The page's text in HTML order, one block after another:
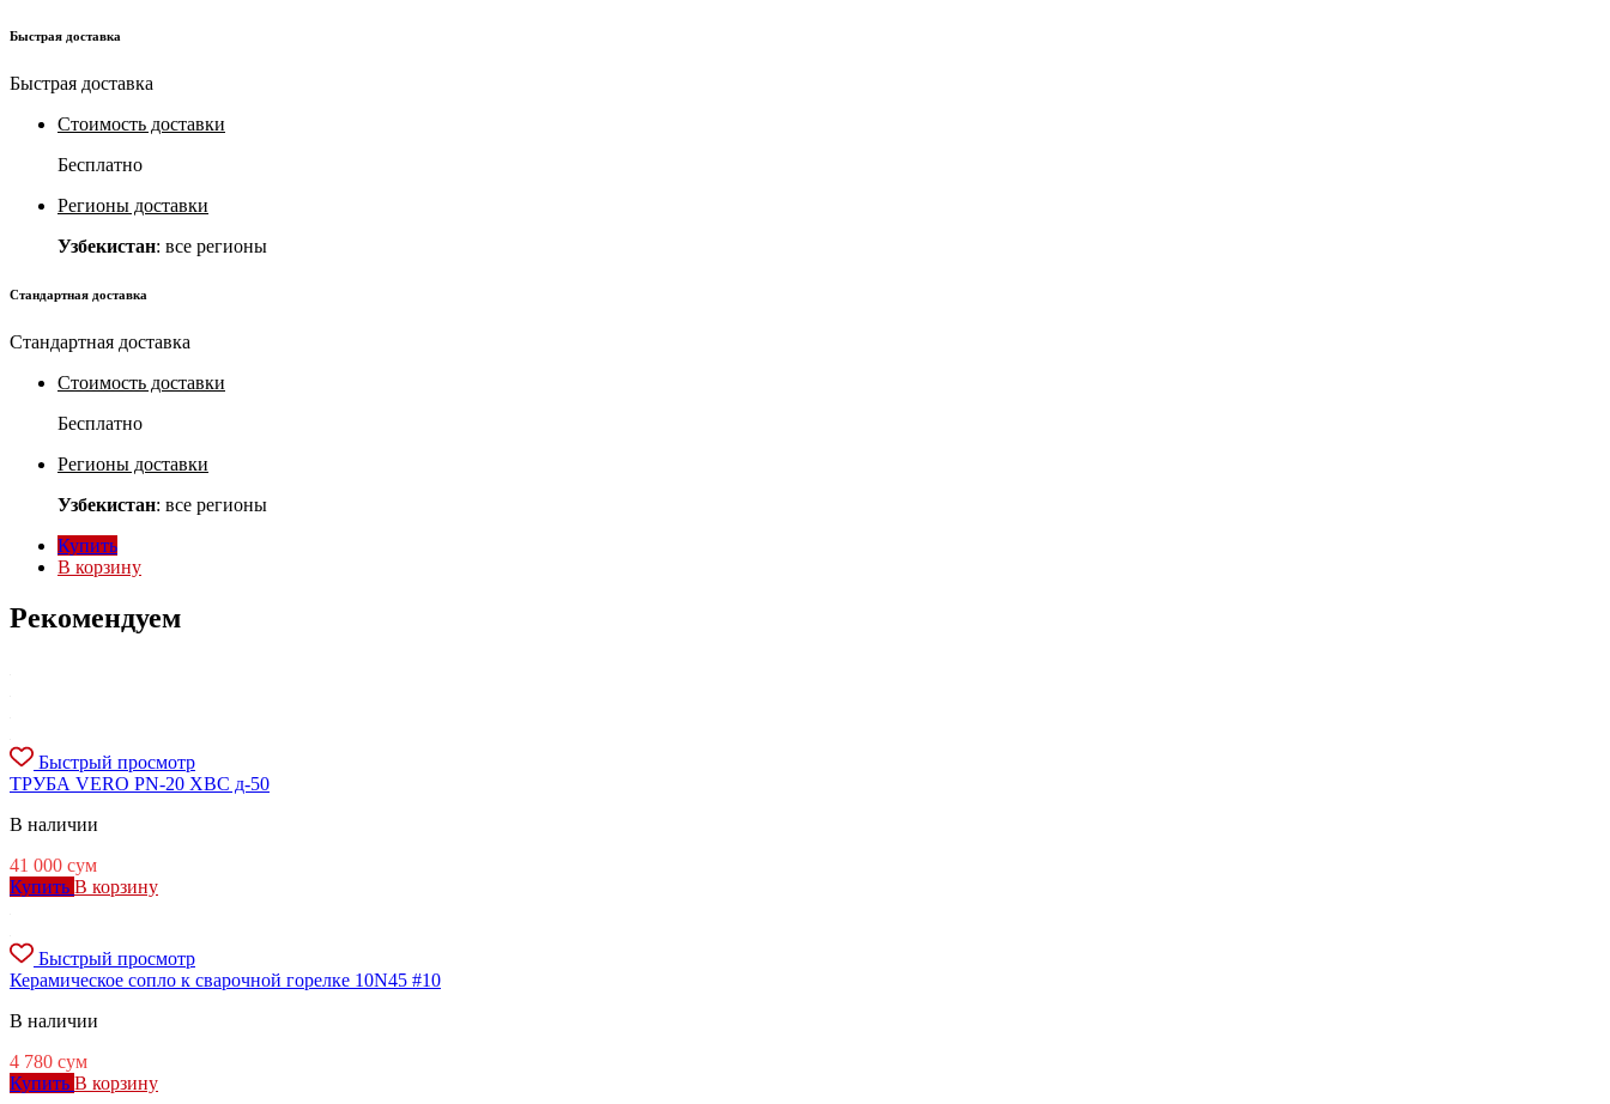
Быстрая доставка
Быстрая доставка
Стоимость доставки
Бесплатно
Регионы доставки
Узбекистан: все регионы
Стандартная доставка
Стандартная доставка
Стоимость доставки
Бесплатно
Регионы доставки
Узбекистан: все регионы
Купить
В корзину
Рекомендуем
Быстрый просмотр
ТРУБА VERO PN-20 ХВС д-50
В наличии
41 000 сум
Купить В корзину
Быстрый просмотр
Керамическое сопло к сварочной горелке 10N45 #10
В наличии
4 780 сум
Купить В корзину